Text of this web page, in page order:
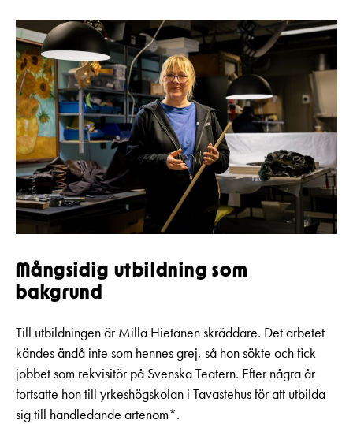
Mångsidig utbildning som
bakgrund
Till utbildningen är Milla Hietanen skräddare. Det arbetet
kändes ändå inte som hennes grej, så hon sökte och fick
jobbet som rekvisitör på Svenska Teatern. Efter några år
fortsatte hon till yrkeshögskolan i Tavastehus för att utbilda
sig till handledande artenom*.